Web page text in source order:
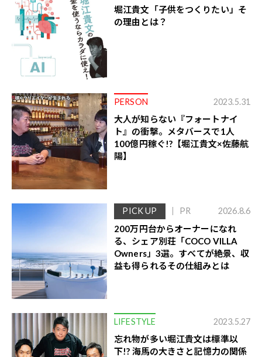
堀江貴文「子供をつくりたい」そ
の理由とは？
PERSON 2023.5.31
大人が知らない『フォートナイ
ト』の衝撃。メタバースで1人
100億円稼ぐ!?【堀江貴文×佐藤航
陽】
PICK UP PR 2026.8.6
200万円台からオーナーになれ
る、シェア別荘「COCO VILLA
Owners」3選。すべてが絶景、収
益も得られるその仕組みとは
LIFESTYLE 2023.5.27
忘れ物が多い堀江貴文は標準以
下!? 海馬の大きさと記憶力の関係